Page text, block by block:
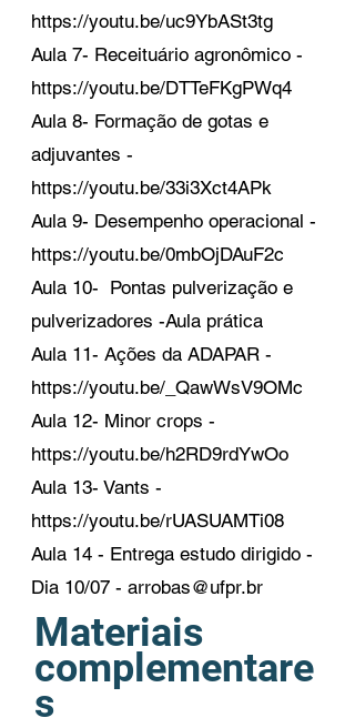
https://youtu.be/uc9YbASt3tg
Aula 7- Receituário agronômico -
https://youtu.be/DTTeFKgPWq4
Aula 8- Formação de gotas e
adjuvantes -
https://youtu.be/33i3Xct4APk
Aula 9- Desempenho operacional -
https://youtu.be/0mbOjDAuF2c
Aula 10- Pontas pulverização e
pulverizadores -Aula prática
Aula 11- Ações da ADAPAR -
https://youtu.be/_QawWsV9OMc
Aula 12- Minor crops -
https://youtu.be/h2RD9rdYwOo
Aula 13- Vants -
https://youtu.be/rUASUAMTi08
Aula 14 - Entrega estudo dirigido -
Dia 10/07 - arrobas@ufpr.br
Materiais
complementare
s